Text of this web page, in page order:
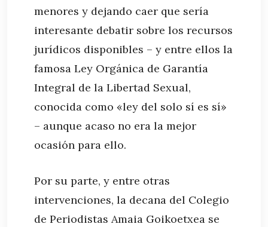
menores y dejando caer que sería
interesante debatir sobre los recursos
jurídicos disponibles – y entre ellos la
famosa Ley Orgánica de Garantía
Integral de la Libertad Sexual,
conocida como «ley del solo sí es sí»
– aunque acaso no era la mejor
ocasión para ello.
Por su parte, y entre otras
intervenciones, la decana del Colegio
de Periodistas Amaia Goikoetxea se